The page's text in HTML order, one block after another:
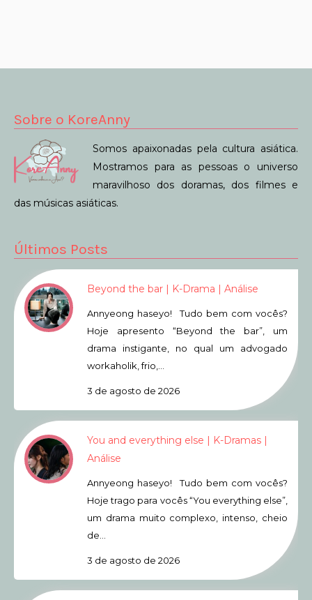
Sobre o KoreAnny
Somos apaixonadas pela cultura asiática.
Mostramos para as pessoas o universo
maravilhoso dos doramas, dos filmes e
das músicas asiáticas.
Últimos Posts
Beyond the bar | K-Drama | Análise
Annyeong haseyo! Tudo bem com vocês?
Hoje apresento “Beyond the bar”, um
drama instigante, no qual um advogado
workaholik, frio,…
3 de agosto de 2026
You and everything else | K-Dramas |
Análise
Annyeong haseyo! Tudo bem com vocês?
Hoje trago para vocês “You everything else”,
um drama muito complexo, intenso, cheio
de…
3 de agosto de 2026